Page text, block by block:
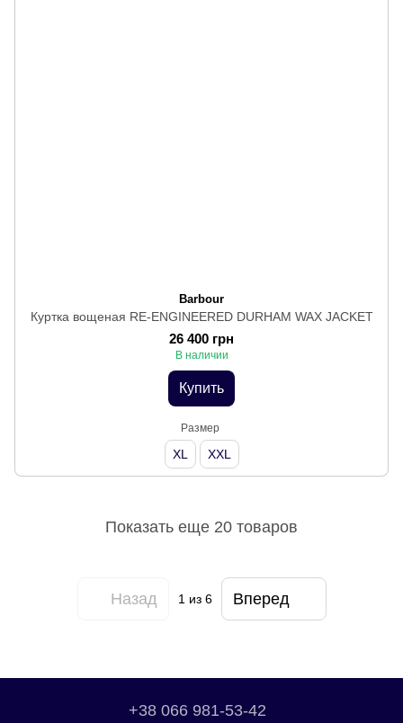
Barbour
Куртка вощеная RE-ENGINEERED DURHAM WAX JACKET
26 400 грн
В наличии
Купить
Размер
XL XXL
Показать еще 20 товаров
Назад 1 из 6 Вперед
+38 066 981-53-42